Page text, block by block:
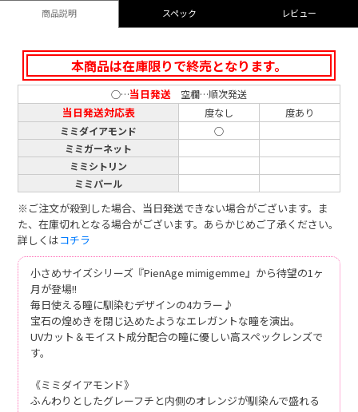
商品説明 スペック レビュー
本商品は在庫限りで終売となります。
○…当日発送 空欄…順次発送
当日発送対応表 度なし
度あり
ミミダイアモンド
○
ミミガーネット
ミミシトリン
ミミパール
※ご注文が殺到した場合、当日発送できない場合がございます。ま
た、在庫切れとなる場合がございます。あらかじめご了承ください。
詳しくはコチラ
小さめサイズシリーズ『PienAge mimigemme』から待望の1ヶ
月が登場!!
毎日使える瞳に馴染むデザインの4カラー♪
宝石の煌めきを閉じ込めたようなエレガントな瞳を演出。
UVカット＆モイスト成分配合の瞳に優しい高スペックレンズで
す。
《ミミダイアモンド》
ふんわりとしたグレーフチと内側のオレンジが馴染んで盛れる